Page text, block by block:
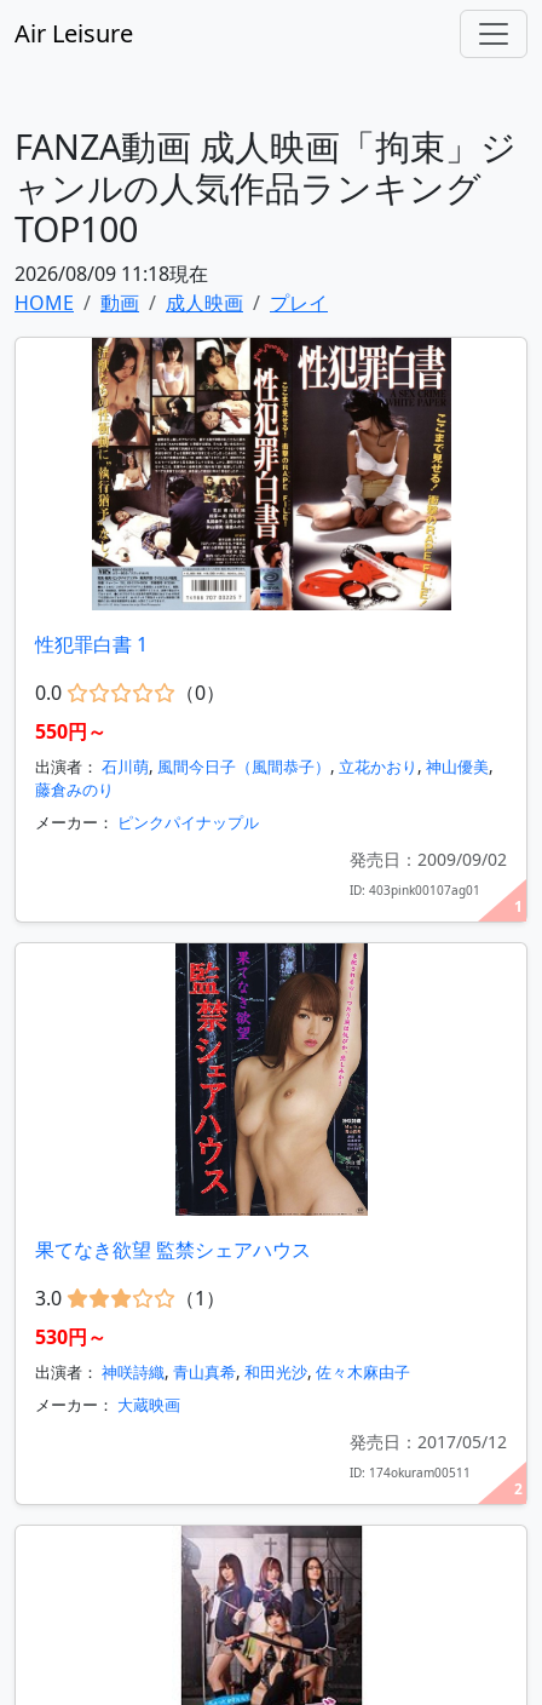
Air Leisure
FANZA動画 成人映画「拘束」ジ
ャンルの人気作品ランキング
TOP100
2026/08/09 11:18現在
HOME
動画 成人映画 プレイ
1
性犯罪白書 1
0.0
（0）
550円～
出演者： 石川萌, 風間今日子（風間恭子） , 立花かおり , 神山優美,
藤倉みのり
メーカー： ピンクパイナップル
発売日：2009/09/02
ID: 403pink00107ag01
2
果てなき欲望 監禁シェアハウス
3.0
（1）
530円～
出演者： 神咲詩織, 青山真希, 和田光沙, 佐々木麻由子
メーカー： 大蔵映画
発売日：2017/05/12
ID: 174okuram00511